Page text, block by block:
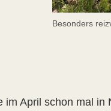
Besonders
April schon mal